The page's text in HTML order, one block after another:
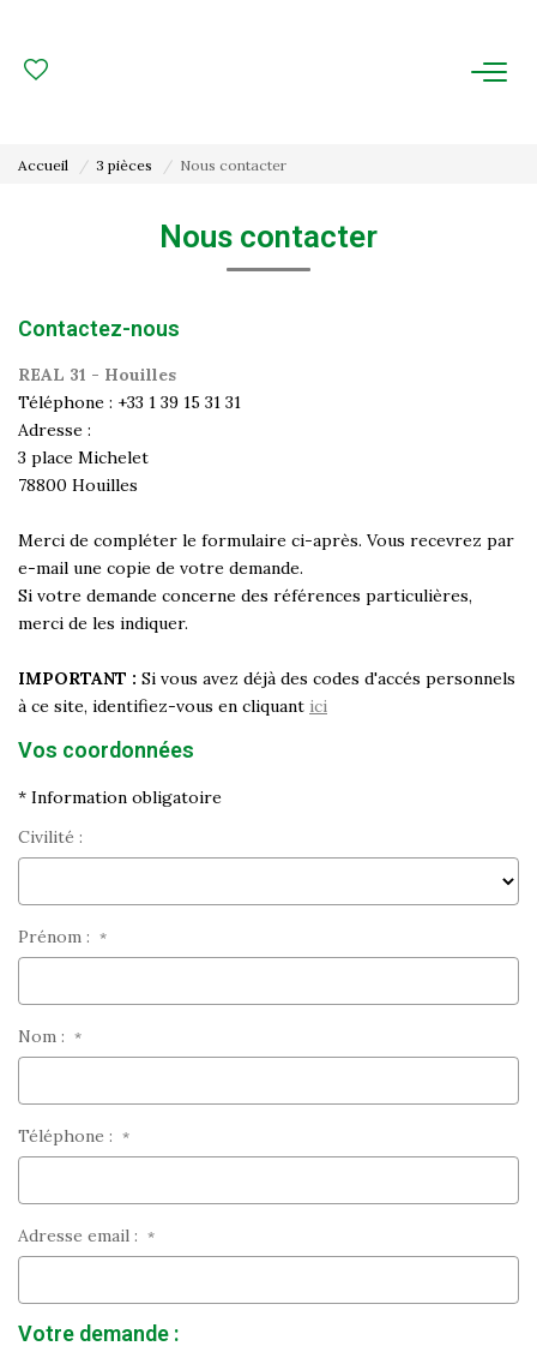
FAIRE GÉRER
Gestion De Copropriété
Historique
Nos Valeurs
Nos Actualités
Accueil 3 pièces Nous contacter
Nous contacter
Contactez-nous
REAL 31 - Houilles
Téléphone : +33 1 39 15 31 31
Adresse :
3 place Michelet
78800 Houilles
Merci de compléter le formulaire ci-après. Vous recevrez par
e-mail une copie de votre demande.
Si votre demande concerne des références particulières,
merci de les indiquer.
IMPORTANT : Si vous avez déjà des codes d'accés personnels
à ce site, identifiez-vous en cliquant ici
Vos coordonnées
* Information obligatoire
Civilité :
Prénom : *
Nom : *
Téléphone : *
Adresse email : *
Votre demande :